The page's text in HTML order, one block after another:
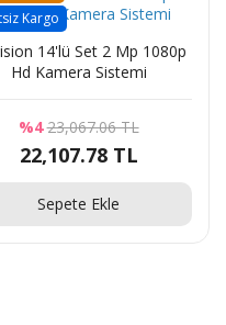
14'lü Set 2 Mp 1080p
Hd Kamera Sistemi
%4 23,067.06 TL
22,107.78 TL
Kargo
Sepete Ekle